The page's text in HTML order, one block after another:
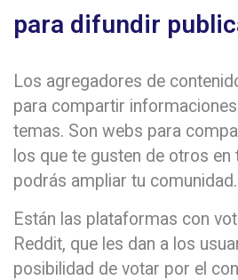
para difundir
Los agregadores de
para compartir
temas. Son webs para
los que te gusten de otros en
podrás ampliar tu comunidad.
Están las plataformas con
Reddit, que les dan a los
posibilidad de votar por el